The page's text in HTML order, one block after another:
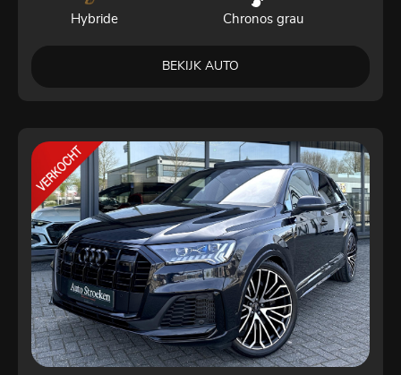
Hybride Chronos grau
BEKIJK AUTO